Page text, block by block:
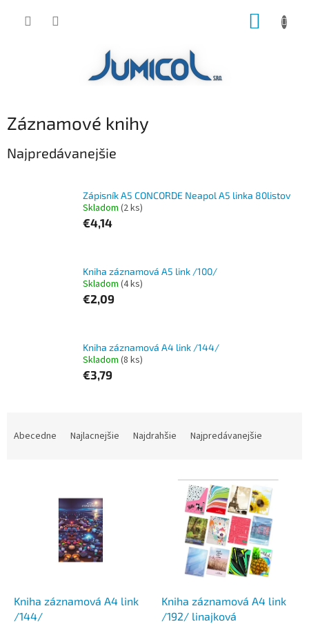
Záznamové knihy
Najpredávanejšie
Zápisník A5 CONCORDE Neapol A5 linka 80listov
Skladom (2 ks)
€4,14
Kniha záznamová A5 link /100/
Skladom (4 ks)
€2,09
Kniha záznamová A4 link /144/
Skladom (8 ks)
€3,79
Abecedne Najlacnejšie Najdrahšie Najpredávanejšie
Kniha záznamová A4 link
/144/
Kniha záznamová A4 link
/192/ linajková